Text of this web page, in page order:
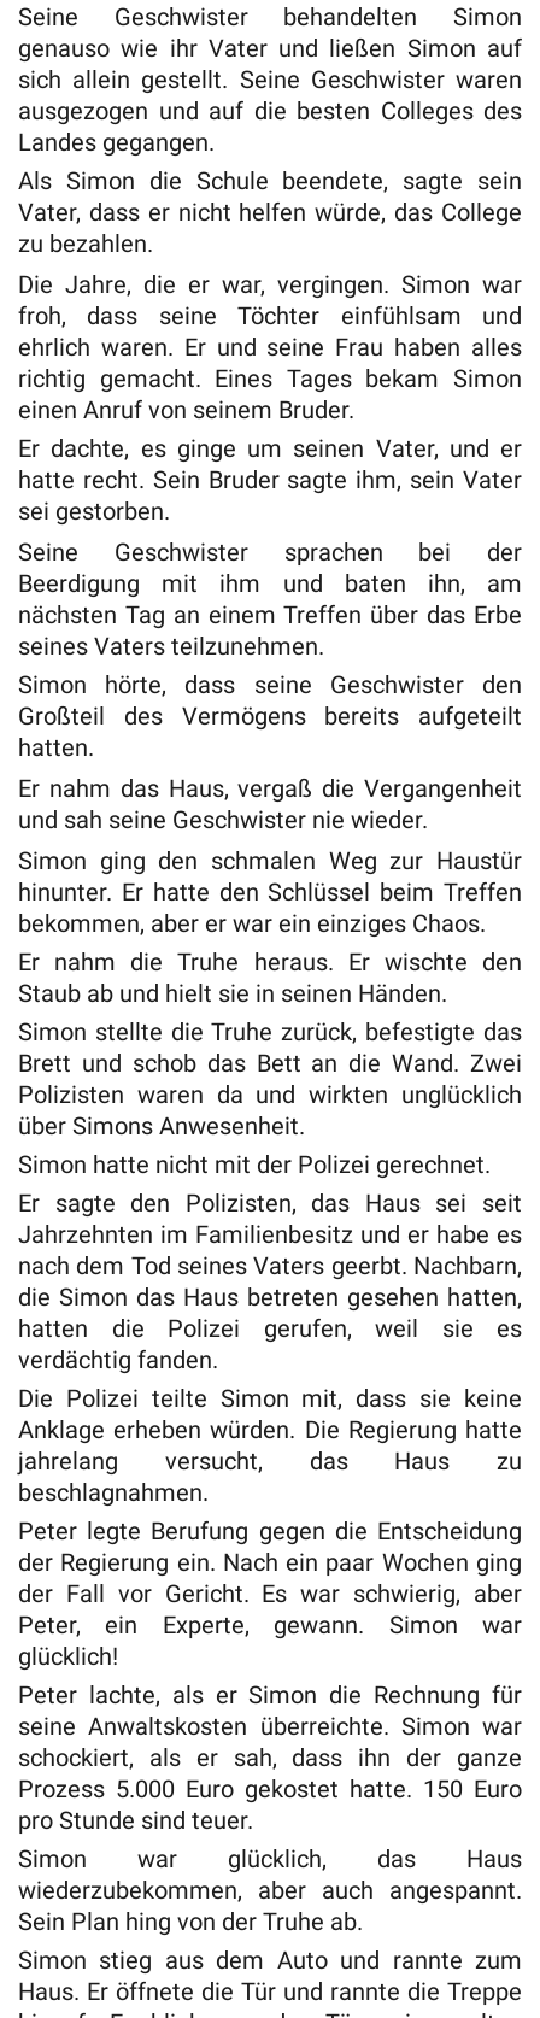
Seine Geschwister behandelten Simon
genauso wie ihr Vater und ließen Simon auf
sich allein gestellt. Seine Geschwister waren
ausgezogen und auf die besten Colleges des
Landes gegangen.
Als Simon die Schule beendete, sagte sein
Vater, dass er nicht helfen würde, das College
zu bezahlen.
Die Jahre, die er war, vergingen. Simon war
froh, dass seine Töchter einfühlsam und
ehrlich waren. Er und seine Frau haben alles
richtig gemacht. Eines Tages bekam Simon
einen Anruf von seinem Bruder.
Er dachte, es ginge um seinen Vater, und er
hatte recht. Sein Bruder sagte ihm, sein Vater
sei gestorben.
Seine Geschwister sprachen bei der
Beerdigung mit ihm und baten ihn, am
nächsten Tag an einem Treffen über das Erbe
seines Vaters teilzunehmen.
Simon hörte, dass seine Geschwister den
Großteil des Vermögens bereits aufgeteilt
hatten.
Er nahm das Haus, vergaß die Vergangenheit
und sah seine Geschwister nie wieder.
Simon ging den schmalen Weg zur Haustür
hinunter. Er hatte den Schlüssel beim Treffen
bekommen, aber er war ein einziges Chaos.
Er nahm die Truhe heraus. Er wischte den
Staub ab und hielt sie in seinen Händen.
Simon stellte die Truhe zurück, befestigte das
Brett und schob das Bett an die Wand. Zwei
Polizisten waren da und wirkten unglücklich
über Simons Anwesenheit.
Simon hatte nicht mit der Polizei gerechnet.
Er sagte den Polizisten, das Haus sei seit
Jahrzehnten im Familienbesitz und er habe es
nach dem Tod seines Vaters geerbt. Nachbarn,
die Simon das Haus betreten gesehen hatten,
hatten die Polizei gerufen, weil sie es
verdächtig fanden.
Die Polizei teilte Simon mit, dass sie keine
Anklage erheben würden. Die Regierung hatte
jahrelang versucht, das Haus zu
beschlagnahmen.
Peter legte Berufung gegen die Entscheidung
der Regierung ein. Nach ein paar Wochen ging
der Fall vor Gericht. Es war schwierig, aber
Peter, ein Experte, gewann. Simon war
glücklich!
Peter lachte, als er Simon die Rechnung für
seine Anwaltskosten überreichte. Simon war
schockiert, als er sah, dass ihn der ganze
Prozess 5.000 Euro gekostet hatte. 150 Euro
pro Stunde sind teuer.
Simon war glücklich, das Haus
wiederzubekommen, aber auch angespannt.
Sein Plan hing von der Truhe ab.
Simon stieg aus dem Auto und rannte zum
Haus. Er öffnete die Tür und rannte die Treppe